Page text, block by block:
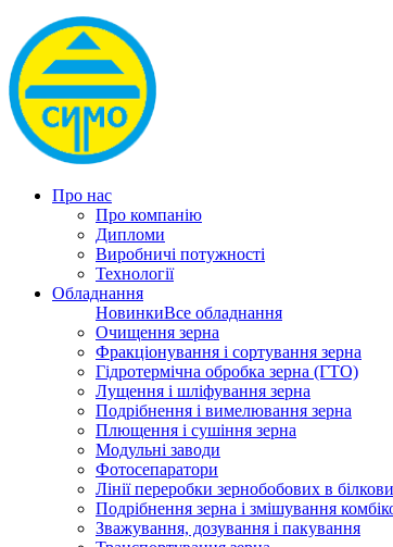
Про нас
Про компанію
Дипломи
Виробничі потужності
Технології
Обладнання
НовинкиВсе обладнання
Очищення зерна
Фракціонування і сортування зерна
Гідротермічна обробка зерна (ГТО)
Лущення і шліфування зерна
Подрібнення і вимелювання зерна
Плющення і сушіння зерна
Модульні заводи
Фотосепаратори
Лінії переробки зернобобових в
Подрібнення зерна і змішування
Зважування, дозування і пакування